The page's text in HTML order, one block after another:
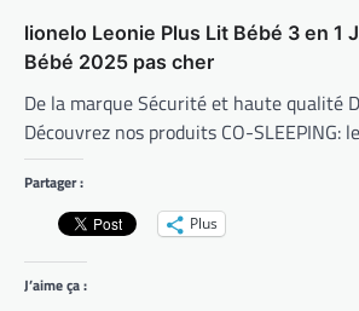
lionelo Leonie Plus Lit Bébé 3 en 1
Bébé 2025 pas cher
De la marque Sécurité et haute qualité
Découvrez nos produits CO-SLEEPING:
Partager :
Plus
J’aime ça :